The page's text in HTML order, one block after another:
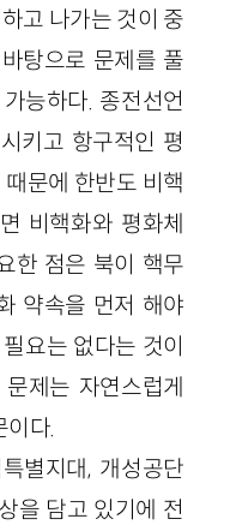
고 나가는 것이 중
탕으로 문제를 풀
능하다. 종전선언
키고 항구적인 평
문에 한반도 비핵
비핵화와 평화체
한 점은 북이 핵무
약속을 먼저 해야
요는 없다는 것이
제는 자연스럽게
이다.
별지대, 개성공단
을 담고 있기에 전